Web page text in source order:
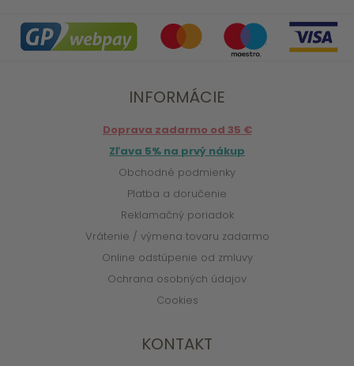
INFORMÁCIE
Doprava zadarmo od 35 €
Zľava 5% na prvý nákup
Obchodné podmienky
Platba a doručenie
Reklamačný poriadok
Vrátenie / výmena tovaru zadarmo
Online odstúpenie od zmluvy
Ochrana osobných údajov
Cookies
KONTAKT